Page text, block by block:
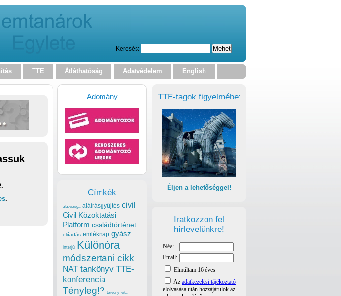
Keresés:
TTE Átláthatóság Adatvédelem English
.
TTE-tagok figyelmébe:
Éljen a lehetőséggel!
Iratkozzon fel
hírlevelünkre!
Adomány
Címkék
alapvizsga aláírásgyűjtés civil
Civil Közoktatási
Platform családtörténet
előadás emléknap gyász
interjú Különóra
módszertani cikk
NAT tankönyv TTE-
konferencia
Tényleg!? törvény vita